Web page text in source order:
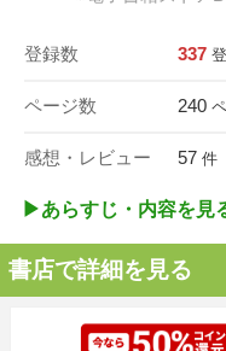
登録数 337
ページ数 240
感想・レビュー 57 件
▶︎あらすじ・内容を見
書店で詳細を見る